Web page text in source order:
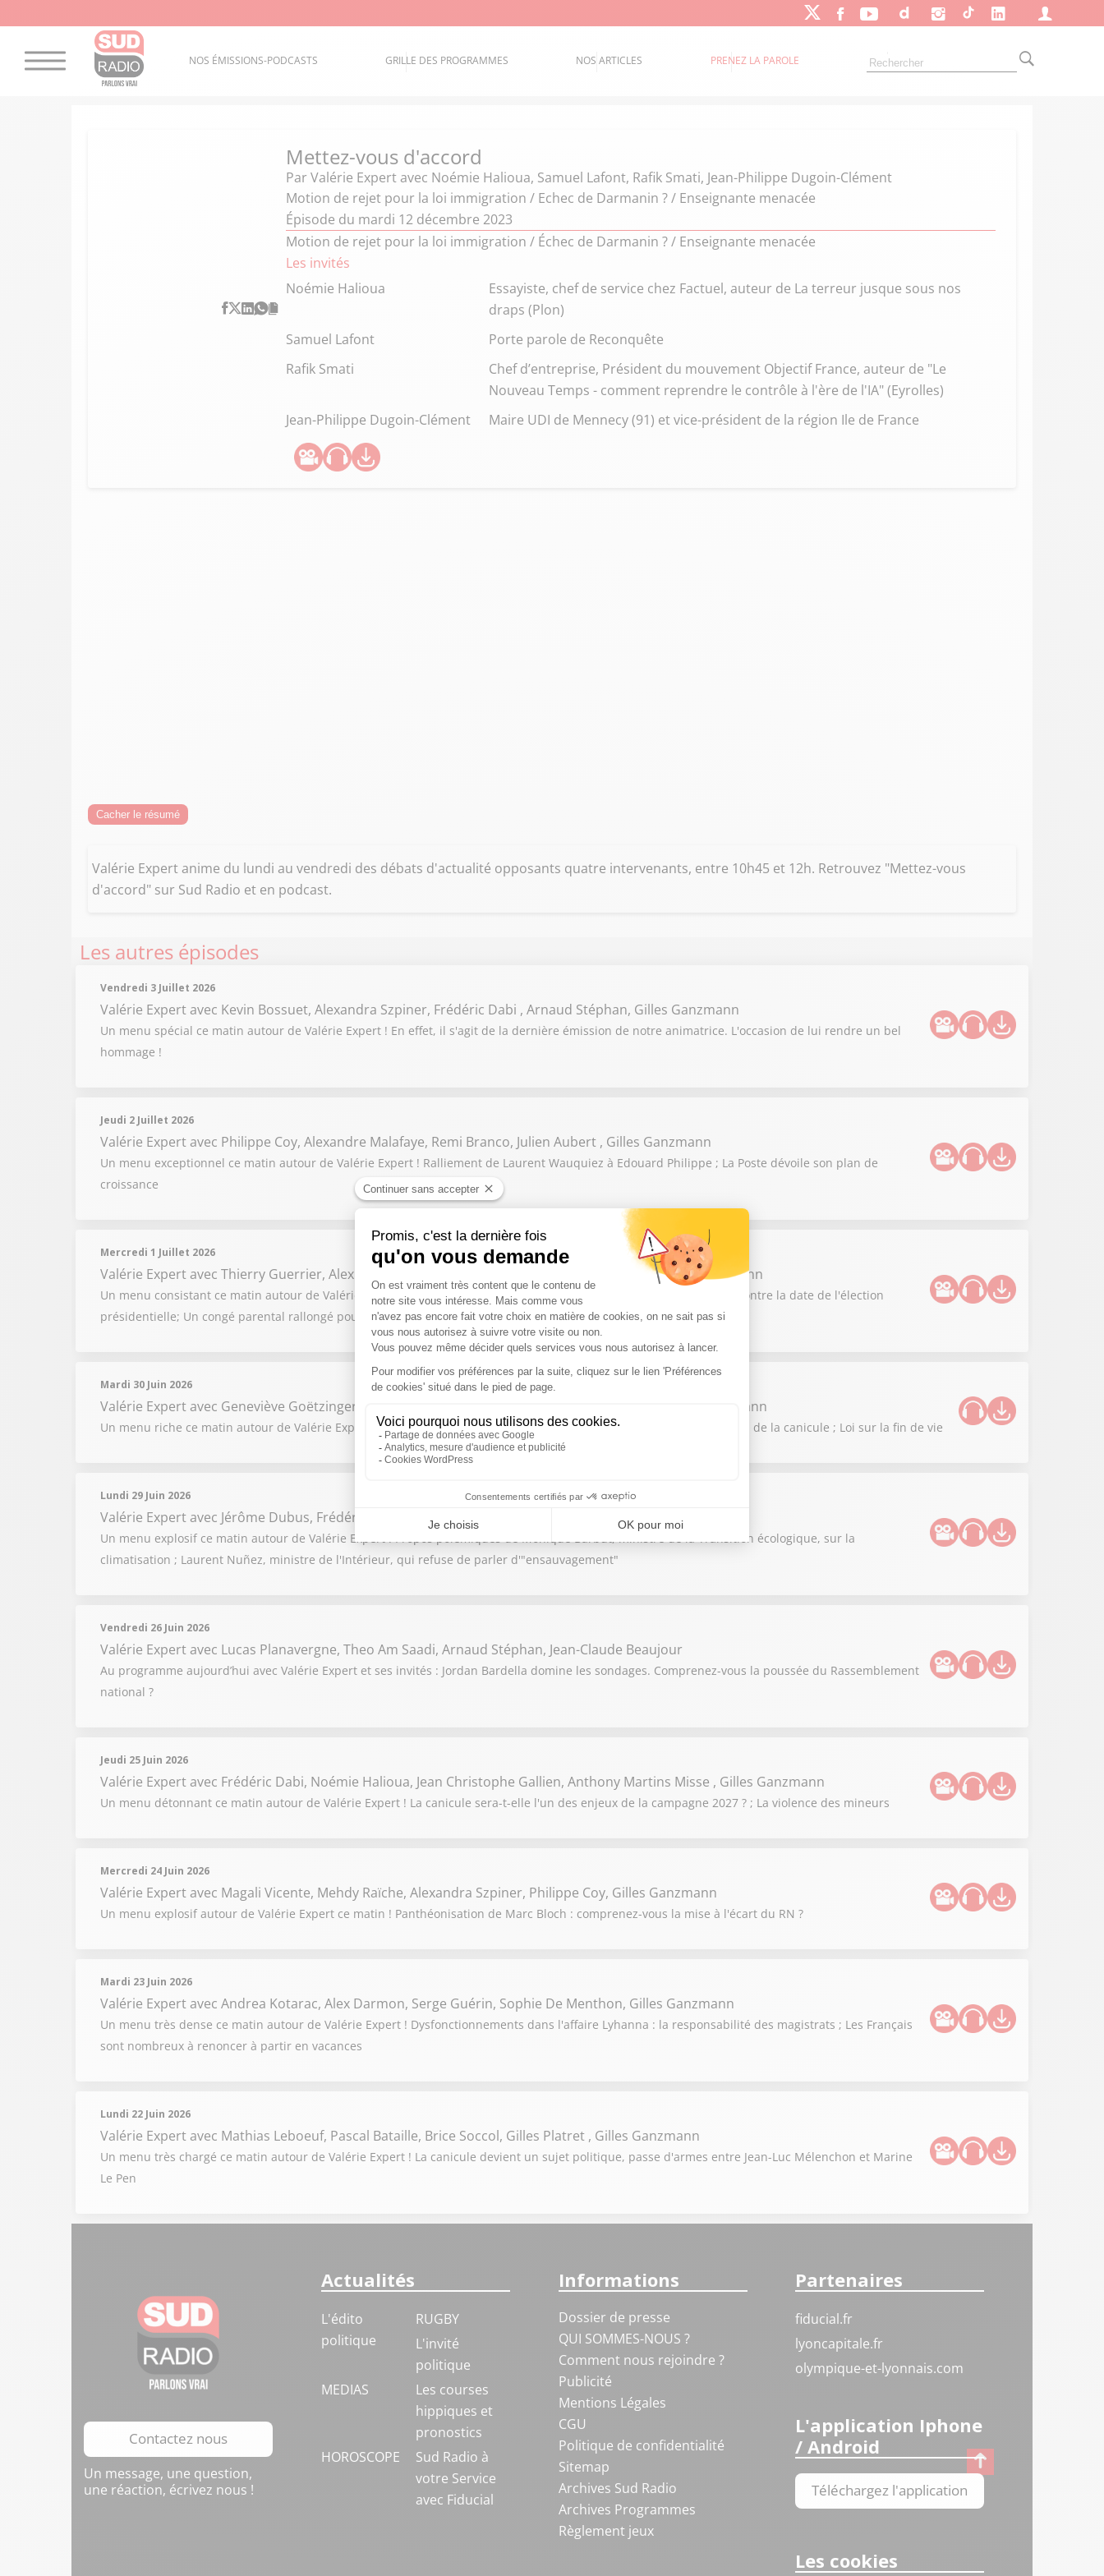
NOS ÉMISSIONS-PODCASTS GRILLE DES PROGRAMMES NOS ARTICLES PRENEZ LA PAROLE
Mettez-vous d'accord
Par Valérie Expertavec Noémie Halioua, Samuel Lafont, Rafik Smati, Jean-Philippe Dugoin-Clément
Motion de rejet pour la loi immigration / Echec de Darmanin ? / Enseignante menacée
Épisode du mardi 12 décembre 2023
Motion de rejet pour la loi immigration / Échec de Darmanin ? / Enseignante menacée
Les invités
Noémie Halioua
Essayiste, chef de service chez Factuel, auteur de La terreur jusque sous nos
draps (Plon)
Samuel Lafont
Porte parole de Reconquête
Rafik Smati
Chef d’entreprise, Président du mouvement Objectif France, auteur de "Le
Nouveau Temps - comment reprendre le contrôle à l'ère de l'IA" (Eyrolles)
Jean-Philippe Dugoin-Clément
Maire UDI de Mennecy (91) et vice-président de la région Ile de France
Cacher le résumé
Valérie Expert anime du lundi au vendredi des débats d'actualité opposants quatre intervenants, entre 10h45 et 12h. Retrouvez "Mettez-vous
d'accord" sur Sud Radio et en podcast.
Les autres épisodes
Vendredi 3 Juillet 2026
Valérie Expertavec Kevin Bossuet, Alexandra Szpiner, Frédéric Dabi , Arnaud Stéphan, Gilles Ganzmann
Un menu spécial ce matin autour de Valérie Expert ! En effet, il s'agit de la dernière émission de notre animatrice. L'occasion de lui rendre un bel
hommage !
Jeudi 2 Juillet 2026
Valérie Expertavec Philippe Coy, Alexandre Malafaye, Remi Branco, Julien Aubert , Gilles Ganzmann
Un menu exceptionnel ce matin autour de Valérie Expert ! Ralliement de Laurent Wauquiez à Edouard Philippe ; La Poste dévoile son plan de
croissance
Mercredi 1 Juillet 2026
Valérie Expertavec Thierry Guerrier, Alex Darmon, Mathias Leboeuf, Sophie De Menthon , Gilles Ganzmann
Un menu consistant ce matin autour de Valérie Expert ! Aspect politique de la canicule ; Bruno Retailleau en colère contre la date de l'élection
présidentielle; Un congé parental rallongé pour une relance de la natalité ?
Mardi 30 Juin 2026
Valérie Expertavec Geneviève Goëtzinger, Jacques Myard, Gilles Platret, Arnaud Benedetti, Gilles Ganzmann
Un menu riche ce matin autour de Valérie Expert ! Sandrine Rousseau veut censurer le gouvernement pour la gestion de la canicule ; Loi sur la fin de vie
Lundi 29 Juin 2026
Valérie Expertavec Jérôme Dubus, Frédéric Fougerat , Mehdy Raïche, Rachida Kaaout , Gilles Ganzmann
Un menu explosif ce matin autour de Valérie Expert ! Propos polémiques de Monique Barbut, ministre de la Transition écologique, sur la
climatisation ; Laurent Nuñez, ministre de l'Intérieur, qui refuse de parler d'"ensauvagement"
Vendredi 26 Juin 2026
Valérie Expertavec Lucas Planavergne, Theo Am Saadi, Arnaud Stéphan, Jean-Claude Beaujour
Au programme aujourd’hui avec Valérie Expert et ses invités : Jordan Bardella domine les sondages. Comprenez-vous la poussée du Rassemblement
national ?
Jeudi 25 Juin 2026
Valérie Expertavec Frédéric Dabi, Noémie Halioua, Jean Christophe Gallien, Anthony Martins Misse , Gilles Ganzmann
Un menu détonnant ce matin autour de Valérie Expert ! La canicule sera-t-elle l'un des enjeux de la campagne 2027 ? ; La violence des mineurs
Mercredi 24 Juin 2026
Valérie Expertavec Magali Vicente, Mehdy Raïche, Alexandra Szpiner, Philippe Coy, Gilles Ganzmann
Un menu explosif autour de Valérie Expert ce matin ! Panthéonisation de Marc Bloch : comprenez-vous la mise à l'écart du RN ?
Mardi 23 Juin 2026
Valérie Expertavec Andrea Kotarac, Alex Darmon, Serge Guérin, Sophie De Menthon, Gilles Ganzmann
Un menu très dense ce matin autour de Valérie Expert ! Dysfonctionnements dans l'affaire Lyhanna : la responsabilité des magistrats ; Les Français
sont nombreux à renoncer à partir en vacances
Lundi 22 Juin 2026
Valérie Expertavec Mathias Leboeuf, Pascal Bataille, Brice Soccol, Gilles Platret , Gilles Ganzmann
Un menu très chargé ce matin autour de Valérie Expert ! La canicule devient un sujet politique, passe d'armes entre Jean-Luc Mélenchon et Marine
Le Pen
Contactez nous
Un message, une question,
une réaction, écrivez nous !
Actualités
L'édito
politique
RUGBY
L'invité
politique
MEDIAS
Les courses
hippiques et
pronostics
HOROSCOPE
Sud Radio à
votre Service
avec Fiducial
Informations
Dossier de presse
QUI SOMMES-NOUS ?
Comment nous rejoindre ?
Publicité
Mentions Légales
CGU
Politique de confidentialité
Sitemap
Archives Sud Radio
Archives Programmes
Règlement jeux
Partenaires
fiducial.fr
lyoncapitale.fr
olympique-et-lyonnais.com
L'application Iphone
/ Android
Téléchargez l'application
Les cookies